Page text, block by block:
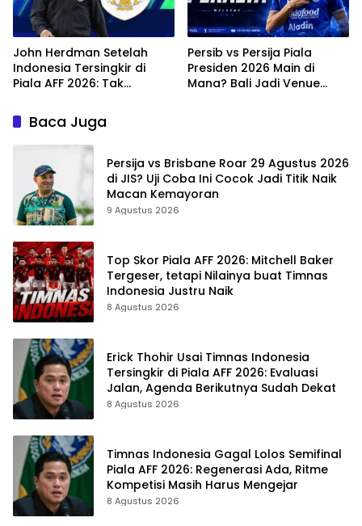
John Herdman Setelah
Indonesia Tersingkir di
Piala AFF 2026: Tak
Baker Tetap Jadi Modal
Persib vs Persija Piala
Presiden 2026 Main di
Mana? Bali Jadi Venue
Baca Juga
Persija vs Brisbane Roar 29 Agustus 2026
di JIS? Uji Coba Ini Cocok Jadi Titik Naik
Macan Kemayoran
9 Agustus 2026
Top Skor Piala AFF 2026: Mitchell Baker
Tergeser, tetapi Nilainya buat Timnas
Indonesia Justru Naik
8 Agustus 2026
Erick Thohir Usai Timnas Indonesia
Tersingkir di Piala AFF 2026: Evaluasi
Jalan, Agenda Berikutnya Sudah Dekat
8 Agustus 2026
Timnas Indonesia Gagal Lolos Semifinal
Piala AFF 2026: Regenerasi Ada, Ritme
Kompetisi Masih Harus Mengejar
8 Agustus 2026